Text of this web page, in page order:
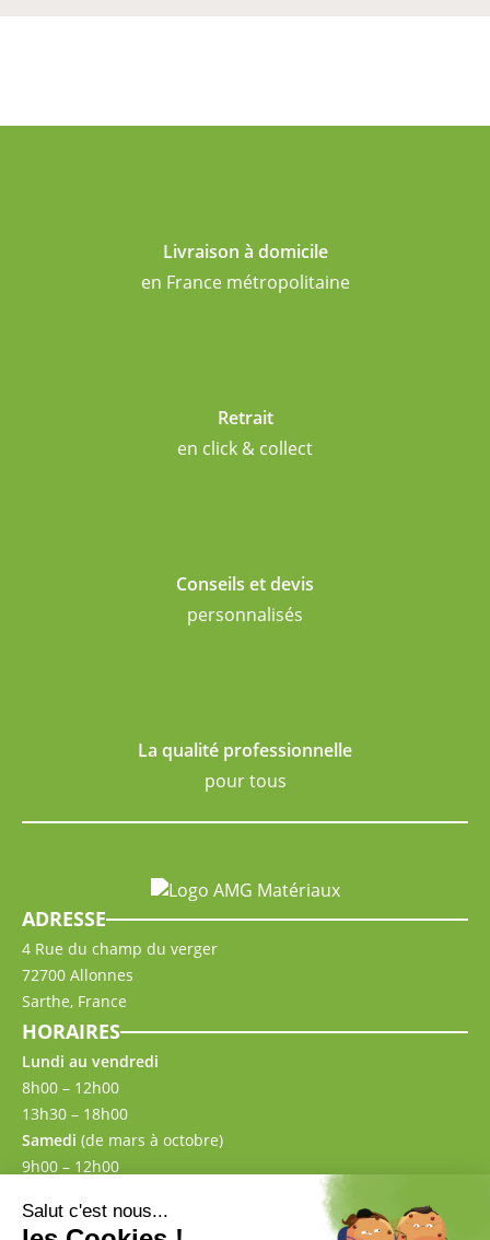
Livraison à domicile
en France métropolitaine
Retrait
en click & collect
Conseils et devis
personnalisés
La qualité professionnelle
pour tous
ADRESSE
4 Rue du champ du verger
72700 Allonnes
Sarthe, France
HORAIRES
Lundi au vendredi
8h00 – 12h00
13h30 – 18h00
Samedi (de mars à octobre)
9h00 – 12h00